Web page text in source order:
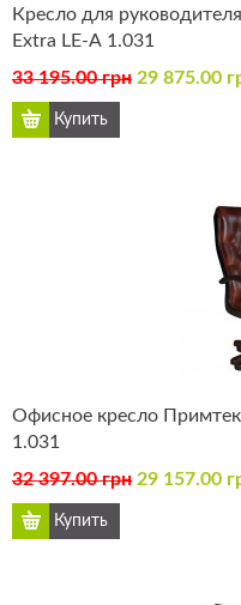
Кресло для
Extra LE-А 1.031
33 195.00 грн 29 875.00
Офисное кресло
1.031
32 397.00 грн 29 157.00